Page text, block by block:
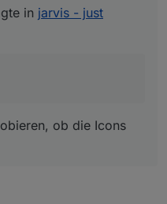
in jarvis - just
ob die Icons